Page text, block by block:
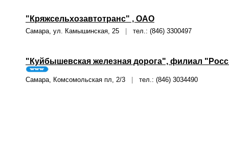
"Кряжсельхозавтотранс" , ОАО
Самара, ул. Камышинская, 25 тел.: (846) 3300497
"Куйбышевская железная дорога", филиал
Самара, Комсомольская пл, 2/3 тел.: (846) 3034490